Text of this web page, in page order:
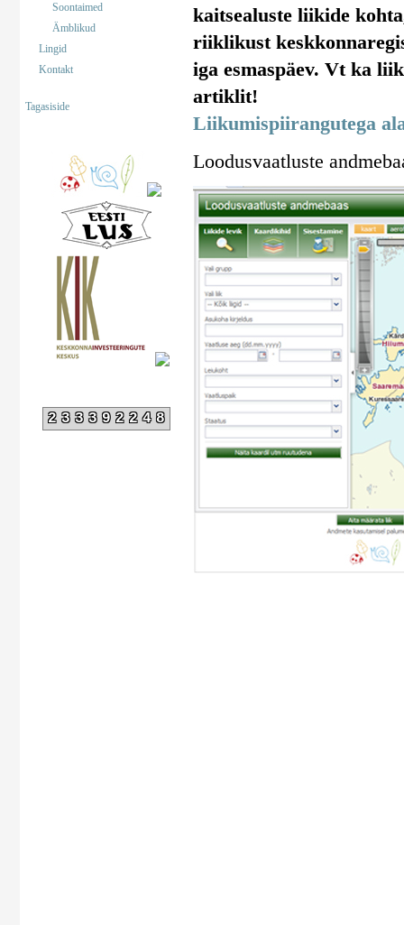
Soontaimed
Ämblikud
Lingid
Kontakt
Tagasiside
233392248
kaitsealuste liikide
riiklikust
iga esmaspäev. Vt ka
artiklit!
Liikumispiirangutega
Loodusvaatluste